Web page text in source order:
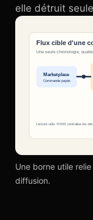
elle détruit
Une borne utile
diffusion.